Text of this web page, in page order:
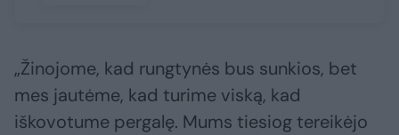
„Žinojome, kad rungtynės bus sunkios, bet
mes jautėme, kad turime viską, kad
iškovotume pergalę. Mums tiesiog tereikėjo